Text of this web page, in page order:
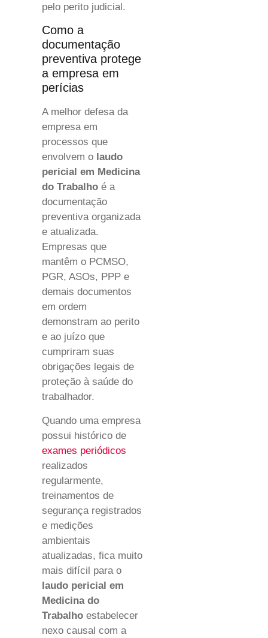
pelo perito judicial.
Como a
documentação
preventiva protege
a empresa em
perícias
A melhor defesa da
empresa em
processos que
envolvem o laudo
pericial em Medicina
do Trabalho é a
documentação
preventiva organizada
e atualizada.
Empresas que
mantêm o PCMSO,
PGR, ASOs, PPP e
demais documentos
em ordem
demonstram ao perito
e ao juízo que
cumpriram suas
obrigações legais de
proteção à saúde do
trabalhador.
Quando uma empresa
possui histórico de
exames periódicos
realizados
regularmente,
treinamentos de
segurança registrados
e medições
ambientais
atualizadas, fica muito
mais difícil para o
laudo pericial em
Medicina do
Trabalho estabelecer
nexo causal com a